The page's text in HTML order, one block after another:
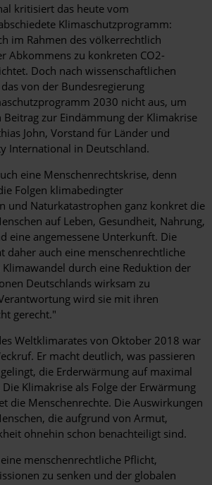
kritisiert das heute vom
Klimaschutzprogramm:
im Rahmen des völkerrechtlich
Abkommens zu konkreten CO2-
Doch nach wissenschaftlichen
von der Bundesregierung
2030 nicht aus, um
zur Eindämmung der Klimakrise
John, Vorstand für Länder und
International in Deutschland.
eine Menschenrechtskrise, denn
Folgen klimabedingter
und Naturkatastrophen ganz konkret die
auf Leben, Gesundheit, Nahrung,
eine angemessene Unterkunft. Die
daher auch eine menschenrechtliche
durch eine Reduktion der
Deutschlands wirksam zu
wird sie mit ihren
gerecht."
Weltklimarates von Oktober 2018 war
Er macht deutlich, was passieren
die Erderwärmung auf maximal
Die Klimakrise als Folge der Erwärmung
die Menschenrechte. Die Auswirkungen
die aufgrund von Armut,
ohnehin schon benachteiligt sind.
menschenrechtliche Pflicht,
zu senken und der globalen